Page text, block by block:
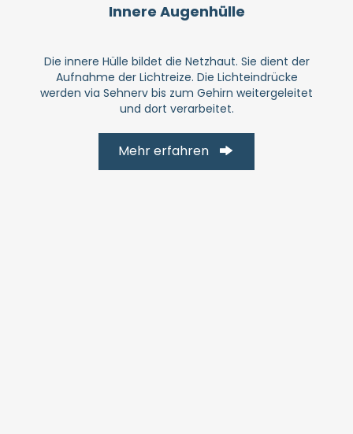
Innere Augenhülle
Die innere Hülle bildet die Netzhaut. Sie dient der
Aufnahme der Lichtreize. Die Lichteindrücke
werden via Sehnerv bis zum Gehirn weitergeleitet
und dort verarbeitet.
Mehr erfahren